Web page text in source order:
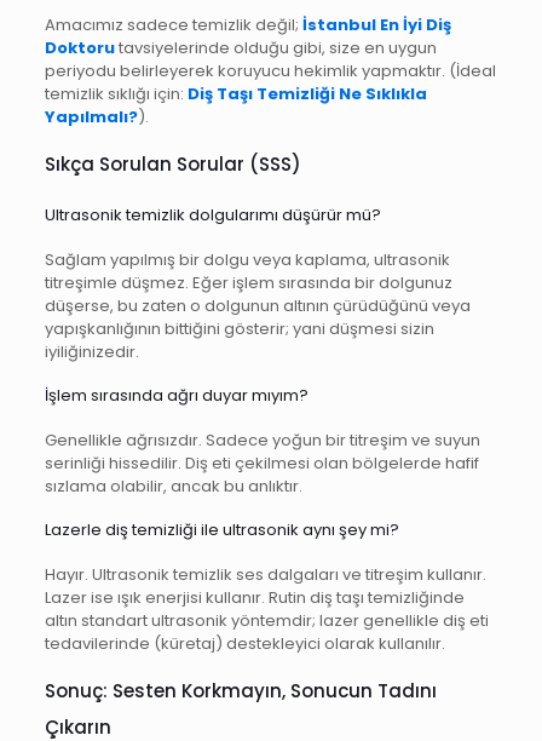
Amacımız sadece temizlik değil; İstanbul En İyi Diş
Doktorutavsiyelerinde olduğu gibi, size en uygun
periyodu belirleyerek koruyucu hekimlik yapmaktır. (İdeal
temizlik sıklığı için: Diş Taşı Temizliği Ne Sıklıkla
Yapılmalı?).
Sıkça Sorulan Sorular (SSS)
Ultrasonik temizlik dolgularımı düşürür mü?
Sağlam yapılmış bir dolgu veya kaplama, ultrasonik
titreşimle düşmez. Eğer işlem sırasında bir dolgunuz
düşerse, bu zaten o dolgunun altının çürüdüğünü veya
yapışkanlığının bittiğini gösterir; yani düşmesi sizin
iyiliğinizedir.
İşlem sırasında ağrı duyar mıyım?
Genellikle ağrısızdır. Sadece yoğun bir titreşim ve suyun
serinliği hissedilir. Diş eti çekilmesi olan bölgelerde hafif
sızlama olabilir, ancak bu anlıktır.
Lazerle diş temizliği ile ultrasonik aynı şey mi?
Hayır. Ultrasonik temizlik ses dalgaları ve titreşim kullanır.
Lazer ise ışık enerjisi kullanır. Rutin diş taşı temizliğinde
altın standart ultrasonik yöntemdir; lazer genellikle diş eti
tedavilerinde (küretaj) destekleyici olarak kullanılır.
Sonuç: Sesten Korkmayın, Sonucun Tadını
Çıkarın